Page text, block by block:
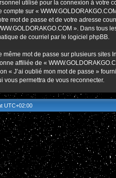
utilisé pour la connexion à votre
sur «
mot de passe et de votre adresse
». Dans tous
de courriel par le logiciel phpBB.
mot de passe sur plusieurs sites
affiliée de «
« J’ai oublié mon mot de passe »
vous permettra de vous reconnecter.
UTC+02:00